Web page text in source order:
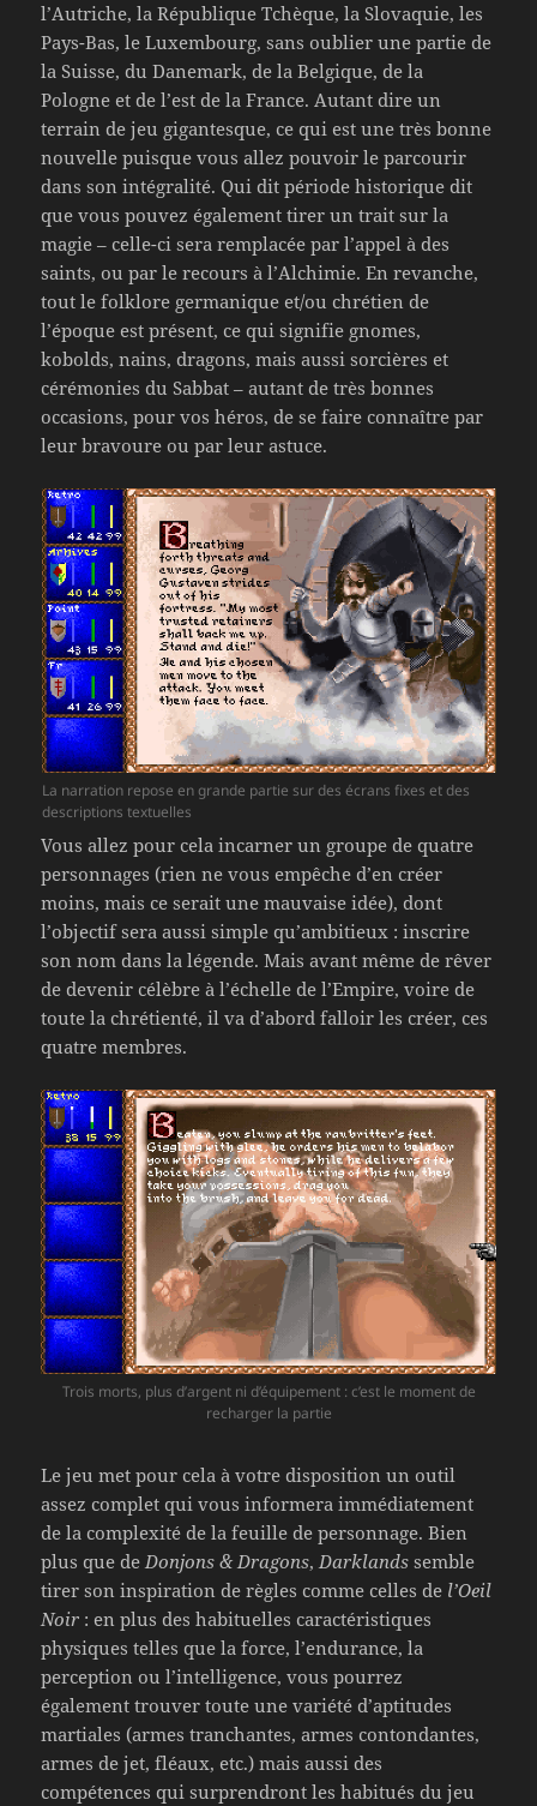
l’Autriche, la République Tchèque, la Slovaquie, les
Pays-Bas, le Luxembourg, sans oublier une partie de
la Suisse, du Danemark, de la Belgique, de la
Pologne et de l’est de la France. Autant dire un
terrain de jeu gigantesque, ce qui est une très bonne
nouvelle puisque vous allez pouvoir le parcourir
dans son intégralité. Qui dit période historique dit
que vous pouvez également tirer un trait sur la
magie – celle-ci sera remplacée par l’appel à des
saints, ou par le recours à l’Alchimie. En revanche,
tout le folklore germanique et/ou chrétien de
l’époque est présent, ce qui signifie gnomes,
kobolds, nains, dragons, mais aussi sorcières et
cérémonies du Sabbat – autant de très bonnes
occasions, pour vos héros, de se faire connaître par
leur bravoure ou par leur astuce.
La narration repose en grande partie sur des écrans fixes et des
descriptions textuelles
Vous allez pour cela incarner un groupe de quatre
personnages (rien ne vous empêche d’en créer
moins, mais ce serait une mauvaise idée), dont
l’objectif sera aussi simple qu’ambitieux : inscrire
son nom dans la légende. Mais avant même de rêver
de devenir célèbre à l’échelle de l’Empire, voire de
toute la chrétienté, il va d’abord falloir les créer, ces
quatre membres.
Trois morts, plus d’argent ni d’équipement : c’est le moment de
recharger la partie
Le jeu met pour cela à votre disposition un outil
assez complet qui vous informera immédiatement
de la complexité de la feuille de personnage. Bien
plus que deDonjons & Dragons,Darklands semble
tirer son inspiration de règles comme celles de l’Oeil
Noir : en plus des habituelles caractéristiques
physiques telles que la force, l’endurance, la
perception ou l’intelligence, vous pourrez
également trouver toute une variété d’aptitudes
martiales (armes tranchantes, armes contondantes,
armes de jet, fléaux, etc.) mais aussi des
compétences qui surprendront les habitués du jeu